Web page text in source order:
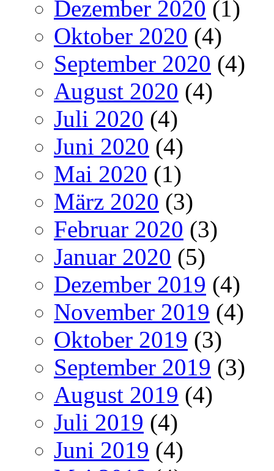
Dezember 2020 (1)
Oktober 2020 (4)
September 2020 (4)
August 2020 (4)
Juli 2020 (4)
Juni 2020 (4)
Mai 2020 (1)
März 2020 (3)
Februar 2020 (3)
Januar 2020 (5)
Dezember 2019 (4)
November 2019 (4)
Oktober 2019 (3)
September 2019 (3)
August 2019 (4)
Juli 2019 (4)
Juni 2019 (4)